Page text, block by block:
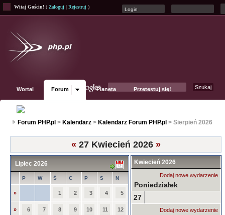
Witaj Gościu! ( Zaloguj | Rejestruj )
Wortal Forum Planeta Przetestuj się!
Forum PHP.pl > Kalendarz > Kalendarz Forum PHP.pl > Sierpień 2026
« 27 Kwiecień 2026 »
Lipiec 2026
P W Ś C P S N
» 1 2 3 4 5
» 6 7 8 9 10 11 12
Kwiecień 2026
Dodaj nowe wydarzenie
Poniedziałek
27
Dodaj nowe wydarzenie